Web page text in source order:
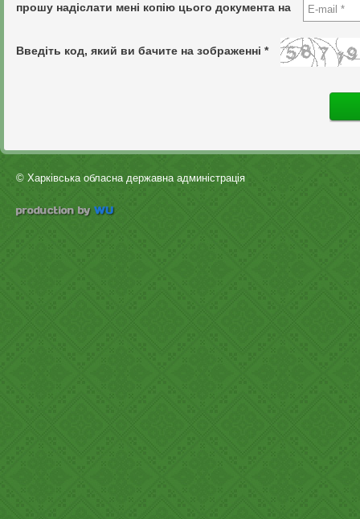
прошу надіслати мені копію цього документа на
Введіть код, який ви бачите на зображенні *
© Харківська обласна державна админістрація